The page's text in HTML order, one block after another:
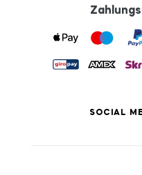
SOCIAL